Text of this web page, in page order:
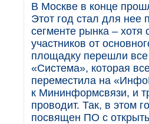
В Москве в конце
Этот год стал для
сегменте рынка – хотя
участников от
площадку перешли все
«Система», которая
переместила на
к Мининформсвязи, и
проводит. Так, в этом
посвящен ПО с